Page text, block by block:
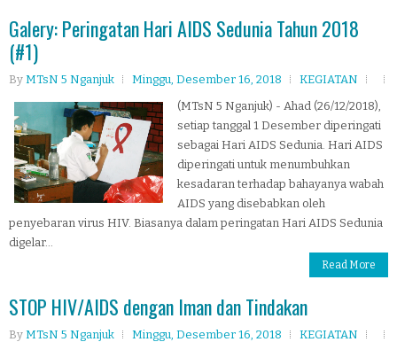
Galery: Peringatan Hari AIDS Sedunia Tahun 2018
(#1)
By MTsN 5 Nganjuk Minggu, Desember 16, 2018
KEGIATAN
(MTsN 5 Nganjuk) - Ahad (26/12/2018),
setiap tanggal 1 Desember diperingati
sebagai Hari AIDS Sedunia. Hari AIDS
diperingati untuk menumbuhkan
kesadaran terhadap bahayanya wabah
AIDS yang disebabkan oleh
penyebaran virus HIV. Biasanya dalam peringatan Hari AIDS Sedunia
digelar...
Read More
STOP HIV/AIDS dengan Iman dan Tindakan
By MTsN 5 Nganjuk Minggu, Desember 16, 2018
KEGIATAN